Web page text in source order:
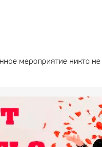
мероприятие никто